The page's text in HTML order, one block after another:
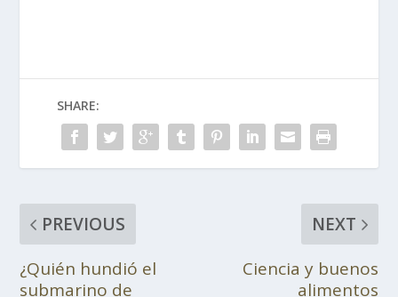
SHARE:
PREVIOUS
¿Quién hundió el
submarino de
NEXT
Ciencia y buenos
alimentos